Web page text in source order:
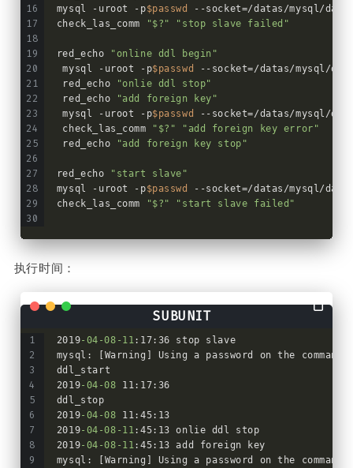
mysql -uroot -p$passwd
--socket=/datas/mysql/
check_las_comm
"$?" "stop slave failed"
red_echo
"online ddl begin"
mysql -uroot -p$passwd
--socket=/datas/mysql/
red_echo
"onlie ddl stop"
red_echo
"add foreign key"
mysql -uroot -p$passwd
--socket=/datas/mysql/
check_las_comm
"$?"
"add foreign key error"
red_echo
"add foreign key stop"
red_echo
"start slave"
mysql -uroot -p$passwd
--socket=/datas/mysql/
check_las_comm
"$?" "start slave failed"
执行时间：
2019-04 -08 -11 :17:36 stop slave
mysql: [Warning] Using a password on the
ddl_start
2019-04 -08 11:17:36
ddl_stop
2019-04 -08 11:45:13
2019-04 -08 -11 :45:13 onlie ddl stop
2019-04 -08 -11 :45:13 add foreign key
mysql: [Warning] Using a password on the